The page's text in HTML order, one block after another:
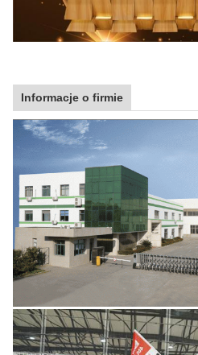
Informacje o firmie